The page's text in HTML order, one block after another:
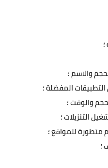
والاسم ؛
المفضلة ؛
والوقت ؛
التنزيلات ؛
للمواقع ؛
؛